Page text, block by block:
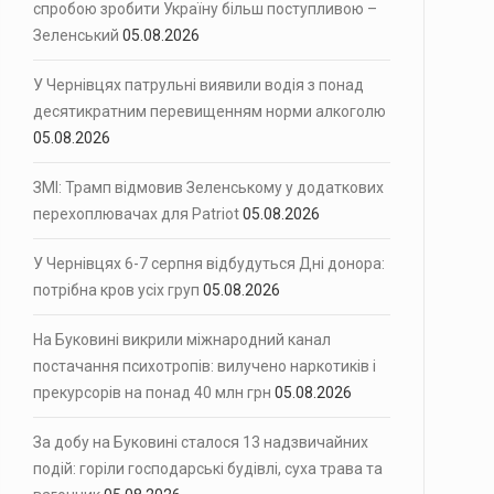
спробою зробити Україну більш поступливою –
Зеленський 05.08.2026
У Чернівцях патрульні виявили водія з понад
десятикратним перевищенням норми алкоголю
05.08.2026
ЗМІ: Трамп відмовив Зеленському у додаткових
перехоплювачах для Patriot05.08.2026
У Чернівцях 6-7 серпня відбудуться Дні донора:
потрібна кров усіх груп 05.08.2026
На Буковині викрили міжнародний канал
постачання психотропів: вилучено наркотиків і
прекурсорів на понад 40 млн грн 05.08.2026
За добу на Буковині сталося 13 надзвичайних
подій: горіли господарські будівлі, суха трава та